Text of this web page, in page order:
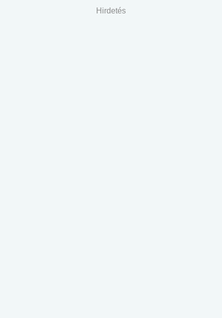
Hirdetés